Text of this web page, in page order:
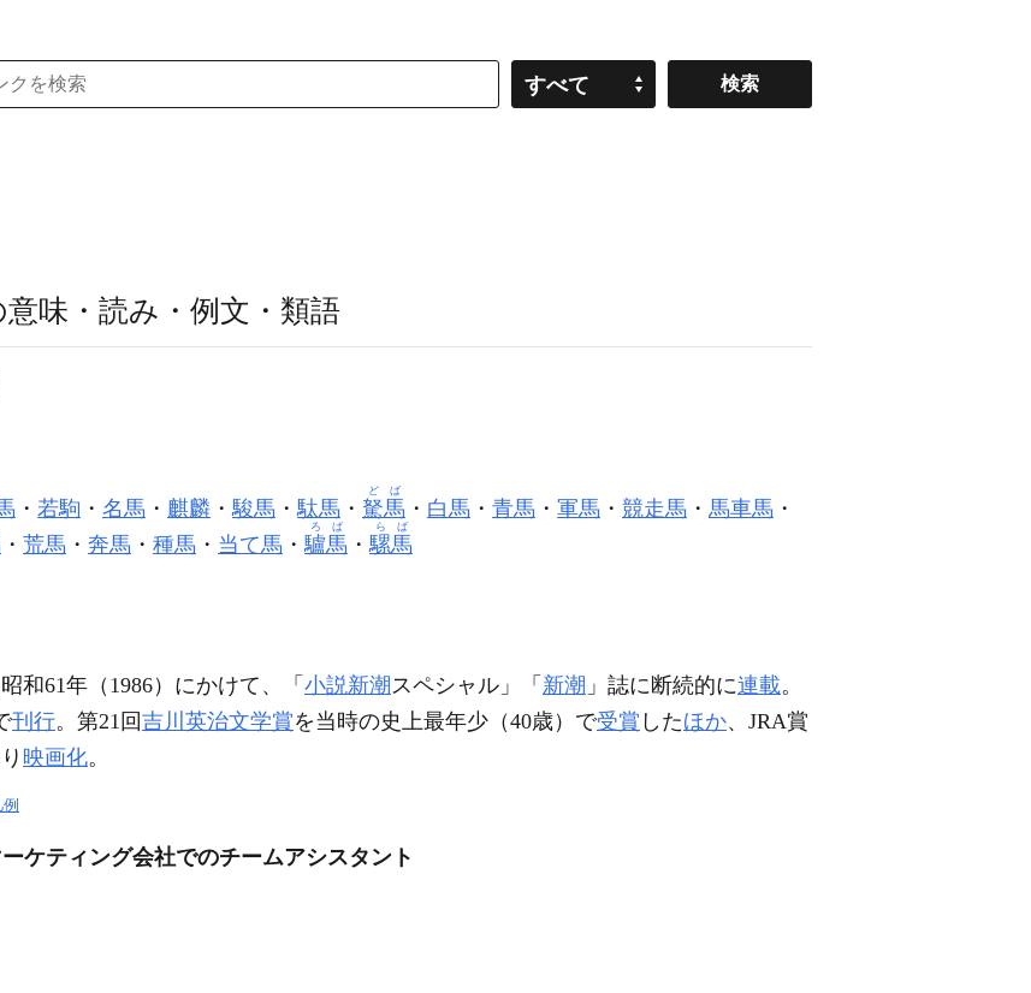
すべて
意味・読み・例文・類語
・ 若駒 ・ 名馬 ・ 麒麟 ・駿馬 ・駄馬 ・ 駑馬
どば
・ 白馬 ・ 青馬 ・ 軍馬 ・ 競走馬 ・ 馬車馬 ・
・ 荒馬 ・ 奔馬 ・ 種馬 ・ 当て馬 ・驢馬
ろば
・騾馬
らば
和61年（1986）にかけて、「 小説新潮スペシャル」「 新潮 」誌に断続的に連載。
刊行。第21回吉川英治文学賞を当時の史上最年少（40歳）で受賞 したほか、JRA賞
映画化。
例
ケティング会社でのチームアシスタント